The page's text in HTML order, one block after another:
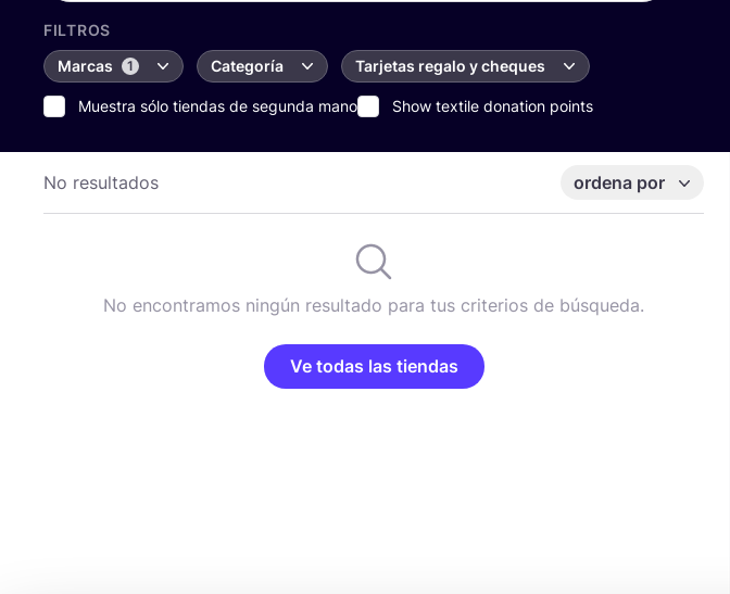
FILTROS
Marcas
1 Categoría Tarjetas regalo y cheques
Muestra sólo tiendas de segunda mano Show textile donation points
No resultados ordena por
No encontramos ningún resultado para tus criterios de búsqueda.
Ve todas las tiendas